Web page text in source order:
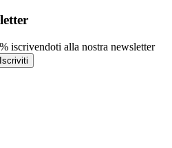
iscrivendoti alla nostra newsletter
Iscriviti